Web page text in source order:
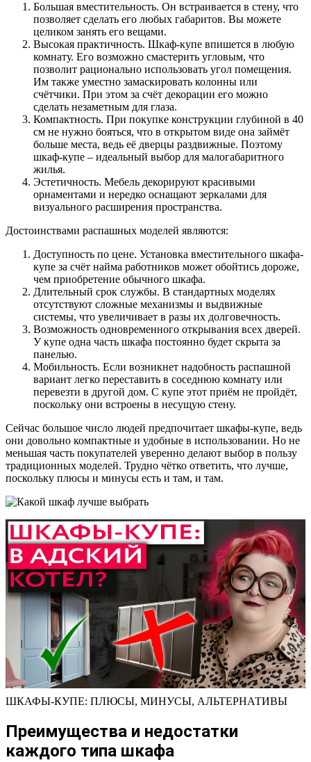
Большая вместительность. Он встраивается в стену, что
позволяет сделать его любых габаритов. Вы можете
целиком занять его вещами.
Высокая практичность. Шкаф-купе впишется в любую
комнату. Его возможно смастерить угловым, что
позволит рационально использовать угол помещения.
Им также уместно замаскировать колонны или
счётчики. При этом за счёт декорации его можно
сделать незаметным для глаза.
Компактность. При покупке конструкции глубиной в 40
см не нужно бояться, что в открытом виде она займёт
больше места, ведь её дверцы раздвижные. Поэтому
шкаф-купе – идеальный выбор для малогабаритного
жилья.
Эстетичность. Мебель декорируют красивыми
орнаментами и нередко оснащают зеркалами для
визуального расширения пространства.
Достоинствами распашных моделей являются:
Доступность по цене. Установка вместительного шкафа-
купе за счёт найма работников может обойтись дороже,
чем приобретение обычного шкафа.
Длительный срок службы. В стандартных моделях
отсутствуют сложные механизмы и выдвижные
системы, что увеличивает в разы их долговечность.
Возможность одновременного открывания всех дверей.
У купе одна часть шкафа постоянно будет скрыта за
панелью.
Мобильность. Если возникнет надобность распашной
вариант легко переставить в соседнюю комнату или
перевезти в другой дом. С купе этот приём не пройдёт,
поскольку они встроены в несущую стену.
Сейчас большое число людей предпочитает шкафы-купе, ведь
они довольно компактные и удобные в использовании. Но не
меньшая часть покупателей уверенно делают выбор в пользу
традиционных моделей. Трудно чётко ответить, что лучше,
поскольку плюсы и минусы есть и там, и там.
ШКАФЫ-КУПЕ: ПЛЮСЫ, МИНУСЫ, АЛЬТЕРНАТИВЫ
Преимущества и недостатки
каждого типа шкафа